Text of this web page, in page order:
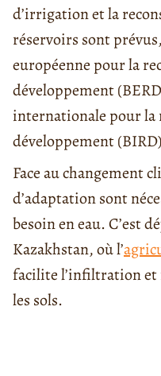
d’irrigation et la
réservoirs sont
européenne pour la
développement
internationale pour la
développement
Face au changement
d’adaptation sont
besoin en eau. C’est
Kazakhstan, où l’
facilite l’infiltration
les sols.